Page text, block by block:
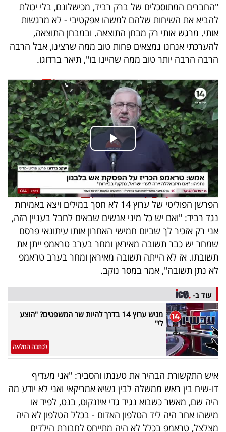
שיתופי
פעולה
דרושים
ניוזלטרים
מייל
אדום
פרסמו
באייס
עקבו
אחרינו:
"החברים המתוסכלים של ברק רביד, מכישלונם, בלי יכולת
להביא את השיחות שלהם למשהו אפקטיבי - לא מרגשות
אותי. מרגש אותי רק מבחן התוצאה. ובמבחן התוצאה,
להערכתי אנחנו נמצאים פחות טוב ממה שרצינו, אבל הרבה
הרבה הרבה יותר טוב ממה שהיינו בו", תיאר ברדוגו.
הפרשן הפוליטי של ערוץ 14 לא חסך במילים ויצא באמירות
נגד רביד: "ואם יש כל מיני אנשים שבאים לחבל בעניין הזה,
אני רק אזכיר לך שביום חמישי האחרון אותו עיתונאי פרסם
שמחר יש כבר תשובה מאיראן ומחר בערב טראמפ ייתן את
תשובתו. אז לא הייתה תשובה מאיראן ומחר בערב טראמפ
לא נתן תשובה", אמר במסר נוקב.
עוד ב-
מגיש ערוץ 14 בדרך להיות שר המשפטים? "הוצע
לי"
לכתבה המלאה
איש התקשורת הבהיר את טענתו והסביר: "אני מעדיף
דו-שיח בין ראש ממשלה לבין נשיא אמריקאי ואני לא יודע מה
היה שם, מאשר כשבוא נגיד גדי איזנקוט, בנט, לפיד או
מישהו אחר היה ליד הטלפון האדום - בכלל הטלפון לא היה
מצלצל, טראמפ בכלל לא היה מתייחס לחבורת הילדים